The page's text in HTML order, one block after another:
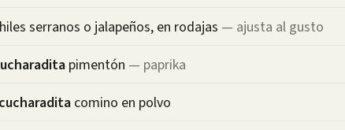
serranos o jalapeños, en rodajas — ajusta al gusto
pimentón — paprika
cucharadita comino en polvo